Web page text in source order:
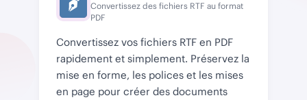
Convertissez des fichiers RTF au format
PDF
Convertissez vos fichiers RTF en PDF
rapidement et simplement. Préservez la
mise en forme, les polices et les mises
en page pour créer des documents